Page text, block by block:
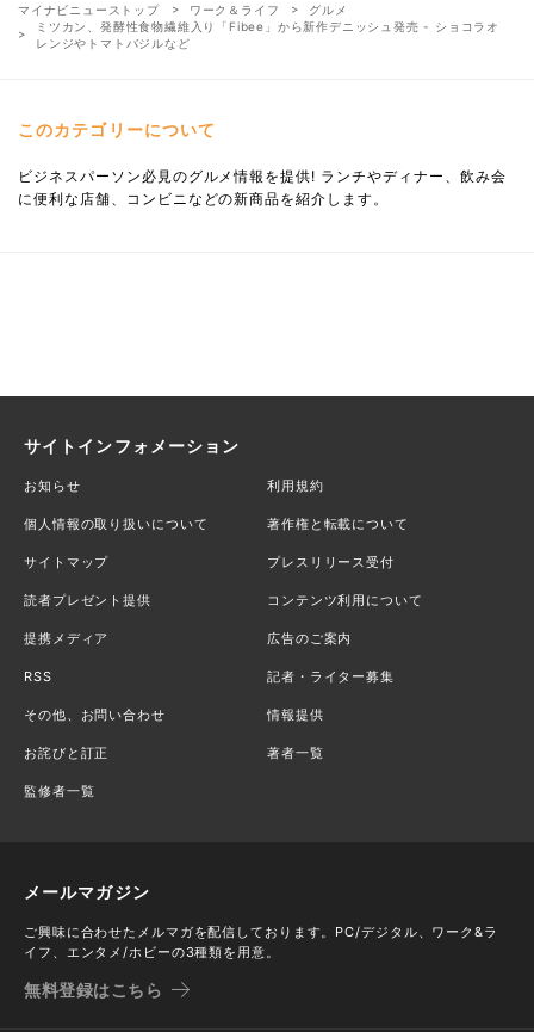
マイナビニューストップ ワーク＆ライフ
グルメ
ミツカン、発酵性食物繊維入り「Fibee」から新作デニッシュ発売 - ショコラオ
レンジやトマトバジルなど
このカテゴリーについて
ビジネスパーソン必見のグルメ情報を提供! ランチやディナー、飲み会
に便利な店舗、コンビニなどの新商品を紹介します。
サイトインフォメーション
お知らせ 利用規約
個人情報の取り扱いについて 著作権と転載について
サイトマップ プレスリリース受付
読者プレゼント提供 コンテンツ利用について
提携メディア 広告のご案内
RSS 記者・ライター募集
その他、お問い合わせ 情報提供
お詫びと訂正 著者一覧
監修者一覧
メールマガジン
ご興味に合わせたメルマガを配信しております。PC/デジタル、ワーク&ラ
イフ、エンタメ/ホビーの3種類を用意。
無料登録はこちら